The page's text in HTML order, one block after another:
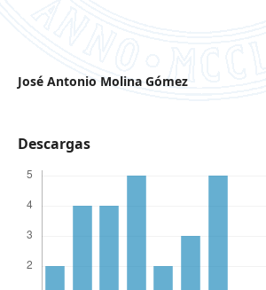
José Antonio Molina Gómez
Descargas